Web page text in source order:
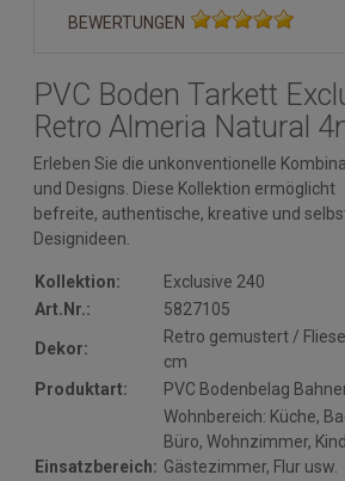
BEWERTUNGEN
PVC Boden Tarkett
Retro Almeria Natural
Erleben Sie die unkonventionelle
und Designs. Diese Kollektion ermöglicht
befreite, authentische, kreative und
Designideen.
Kollektion:
Exclusive 240
Art.Nr.:
5827105
Dekor:
Retro gemustert /
cm
Produktart:
PVC Bodenbelag
Einsatzbereich:
Wohnbereich: Küche,
Büro, Wohnzimmer,
Gästezimmer, Flur usw.